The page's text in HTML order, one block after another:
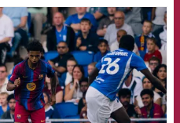
FCB Barcelona badge